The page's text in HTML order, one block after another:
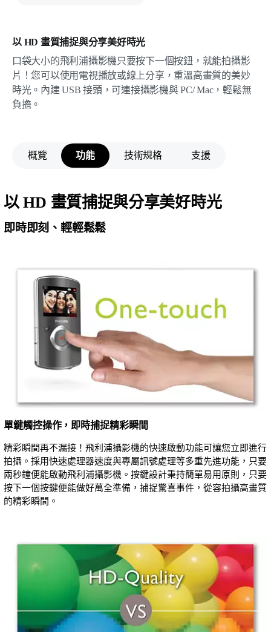
以 HD 畫質捕捉與分享美好時光
口袋大小的飛利浦攝影機只要按下一個按鈕，就能拍攝影
片！您可以使用電視播放或線上分享，重溫高畫質的美妙
時光。內建 USB 接頭，可連接攝影機與 PC/ Mac，輕鬆無
負擔。
概覽 功能 技術規格 支援
以 HD 畫質捕捉與分享美好時光
即時即刻、輕輕鬆鬆
單鍵觸控操作，即時捕捉精彩瞬間
精彩瞬間再不漏接！飛利浦攝影機的快速啟動功能可讓您立即進行
拍攝。採用快速處理器速度與專屬訊號處理等多重先進功能，只要
兩秒鐘便能啟動飛利浦攝影機。按鍵設計秉持簡單易用原則，只要
按下一個按鍵便能做好萬全準備，捕捉驚喜事件，從容拍攝高畫質
的精彩瞬間。